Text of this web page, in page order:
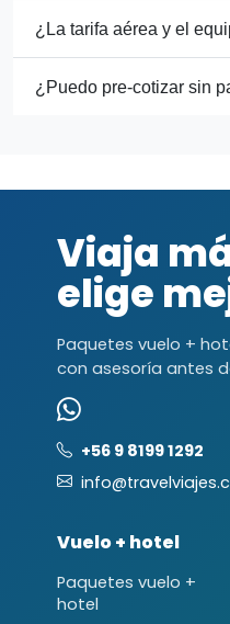
¿La tarifa aérea y el
¿Puedo pre-cotizar sin
Viaja
elige
Paquetes vuelo +
con asesoría antes
+56 9 8199 1292
Vuelo + hotel
Paquetes vuelo +
hotel